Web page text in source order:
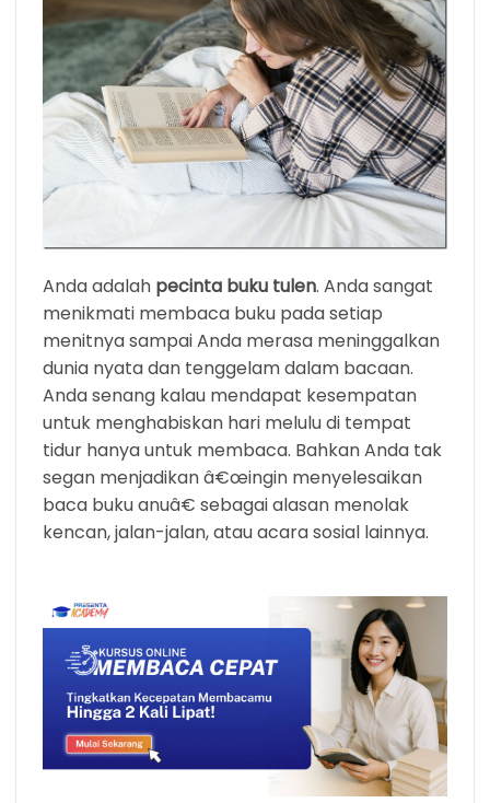
Anda adalah pecinta buku tulen. Anda sangat
menikmati membaca buku pada setiap
menitnya sampai Anda merasa meninggalkan
dunia nyata dan tenggelam dalam bacaan.
Anda senang kalau mendapat kesempatan
untuk menghabiskan hari melulu di tempat
tidur hanya untuk membaca. Bahkan Anda tak
segan menjadikan â€œingin menyelesaikan
baca buku anuâ€ sebagai alasan menolak
kencan, jalan-jalan, atau acara sosial lainnya.